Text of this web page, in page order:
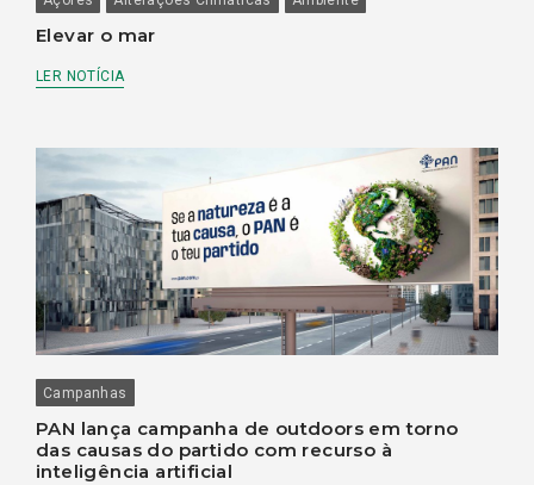
Elevar o mar
LER NOTÍCIA
Campanhas
PAN lança campanha de outdoors em torno
das causas do partido com recurso à
inteligência artificial